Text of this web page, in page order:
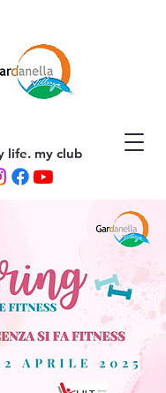
life. my club